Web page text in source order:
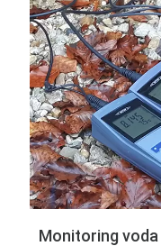
Monitoring voda